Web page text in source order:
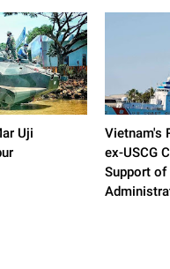
Uji
Vietnam's
ex-USCG
Support of